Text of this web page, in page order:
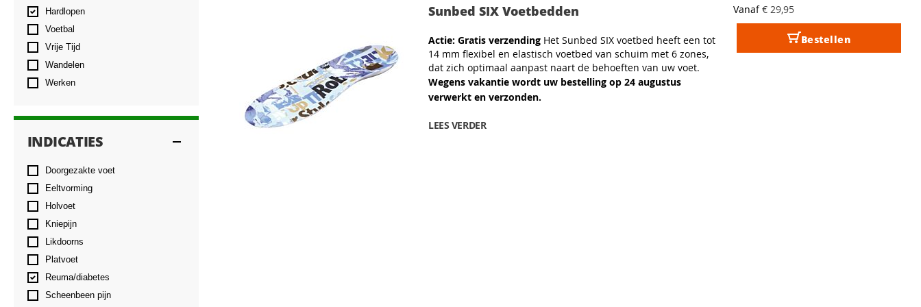
Sunbed SIX Voetbedden
Actie: Gratis verzending Het Sunbed SIX voetbed heeft een tot
14 mm flexibel en elastisch voetbed van schuim met 6 zones,
dat zich optimaal aanpast naart de behoeften van uw voet.
Wegens vakantie wordt uw bestelling op 24 augustus
verwerkt en verzonden.
LEES VERDER
Vanaf € 29,95
Bestellen
Hardlopen
Voetbal
Vrije Tijd
Wandelen
Werken
INDICATIES
Doorgezakte voet
Eeltvorming
Holvoet
Kniepijn
Likdoorns
Platvoet
Reuma/diabetes
Scheenbeen pijn